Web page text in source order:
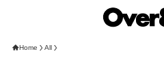
Home All